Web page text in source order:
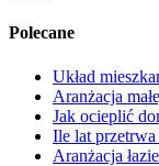
Polecane
Układ
Aranżacja
Jak ocieplić
Ile lat przetrwa
Aranżacja